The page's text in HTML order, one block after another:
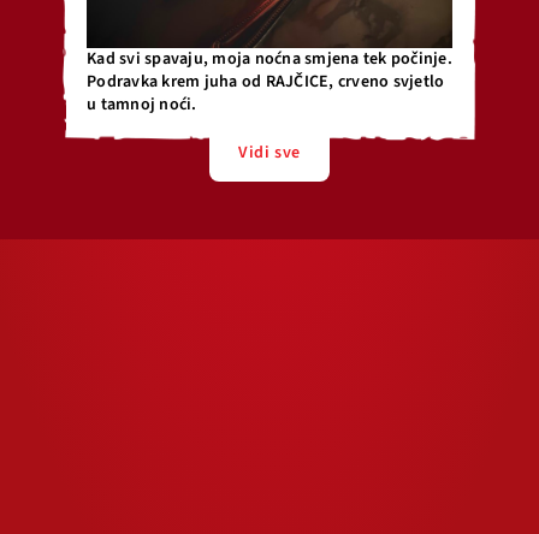
Kad svi spavaju, moja noćna smjena tek počinje.
Podravka krem juha od RAJČICE, crveno svjetlo
u tamnoj noći.
Vidi sve